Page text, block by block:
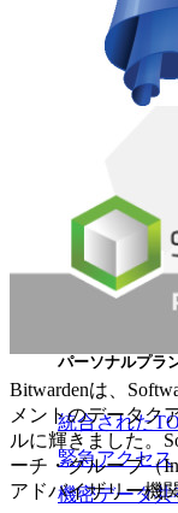
開発者ドキ
詳しく見る
アクセ
新規Bitwarden
価格設定
ダウンロード
パーソナルプラ
統合された
緊急アクセス
機密データ共
Bitwardenは、
メントのデータク
ルに輝きました。
ーチ・グループ（
アドバイザリー機